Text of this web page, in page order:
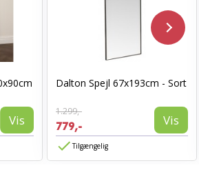
Vis
Dalton Spejl 67x193cm - Sort
1.299,-
779,- Vis
Tilgængelig